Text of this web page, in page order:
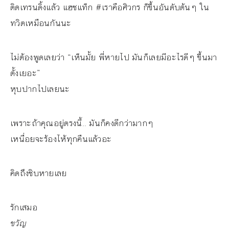
ติดเทรนดิ้งแล้ว แฮชแท็ก #เราคือศิวกร ก็ขึ้นอันดับต้นๆ ใน
ทวิตเหมือนกันนะ
ไม่ต้องพูดเลยว่า “เห็นมั้ย พี่หายไป มันก็เลยมีอะไรดีๆ ขึ้นมา
ตั้งเยอะ”
หุบปากไปเลยนะ
เพราะถ้าคุณอยู่ตรงนี้.. มันก็คงดีกว่ามากๆ
เหนื่อยจะร้องไห้ทุกคืนแล้วอะ
คิดถึงชิบหายเลย
รักเสมอ
ขวัญ